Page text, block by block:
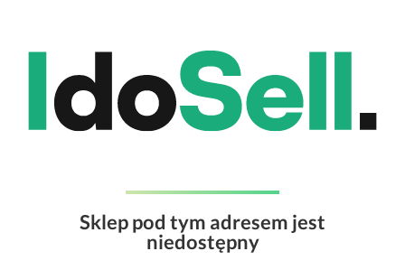
Sklep pod tym adresem jest
niedostępny